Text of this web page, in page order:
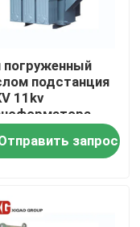
воздуха
погруженный
подстанция
11kv
запрос